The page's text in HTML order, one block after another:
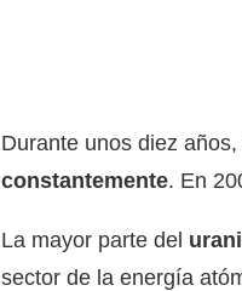
Durante unos diez
constantemente. En
La mayor parte del
sector de la energía